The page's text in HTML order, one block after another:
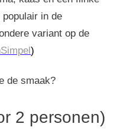
in de
variant op de
)
de smaak?
2 personen)